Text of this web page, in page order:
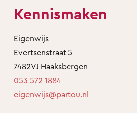
Kennismaken
Eigenwijs
Evertsenstraat 5
7482VJ Haaksbergen
053 572 1884
eigenwijs@partou.nl